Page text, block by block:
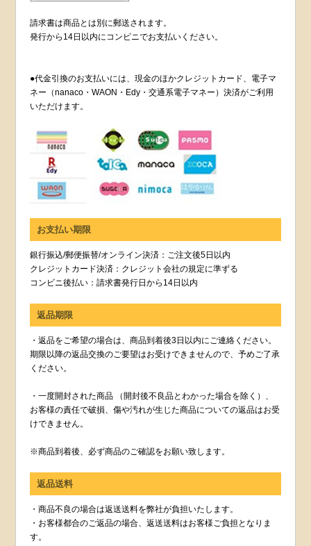
請求書は商品とは別に郵送されます。
発行から14日以内にコンビニでお支払いください。
●代金引換のお支払いには、現金のほかクレジットカード、電子マ
ネー（nanaco・WAON・Edy・交通系電子マネー）決済がご利用
いただけます。
お支払い期限
銀行振込/郵便振替/オンライン決済：ご注文後5日以内
クレジットカード決済：クレジット会社の規定に準ずる
コンビニ後払い：請求書発行日から14日以内
返品期限
・返品をご希望の場合は、商品到着後3日以内にご連絡ください。
期限以降の返品交換のご要望はお受けできませんので、予めご了承
ください。
・一度開封された商品 （開封後不良品とわかった場合を除く）、
お客様の責任で破損、傷や汚れが生じた商品についての返品はお受
けできません。
※商品到着後、必ず商品のご確認をお願い致します。
返品送料
・商品不良の場合は返送送料を弊社が負担いたします。
・お客様都合のご返品の場合、返送送料はお客様ご負担となりま
す。